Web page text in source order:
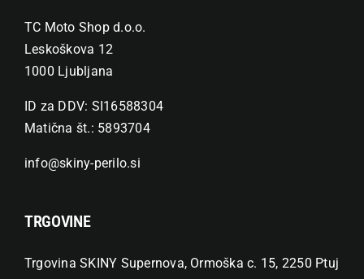
TC Moto Shop d.o.o.
Leskoškova 12
1000 Ljubljana
ID za DDV: SI16588304
Matična št.: 5893704
info@skiny-perilo.si
TRGOVINE
Trgovina SKINY Supernova, Ormoška c. 15, 2250 Ptuj